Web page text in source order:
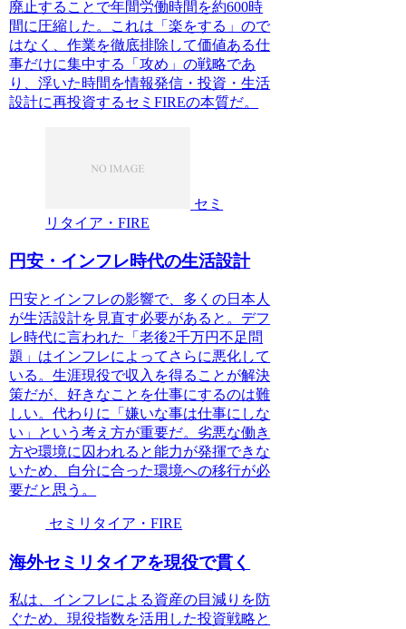
廃止することで年間労働時間を約600時
間に圧縮した。これは「楽をする」ので
はなく、作業を徹底排除して価値ある仕
事だけに集中する「攻め」の戦略であ
り、浮いた時間を情報発信・投資・生活
設計に再投資するセミFIREの本質だ。
セミ
リタイア・FIRE
円安・インフレ時代の生活設計
円安とインフレの影響で、多くの日本人
が生活設計を見直す必要があると。デフ
レ時代に言われた「老後2千万円不足問
題」はインフレによってさらに悪化して
いる。生涯現役で収入を得ることが解決
策だが、好きなことを仕事にするのは難
しい。代わりに「嫌いな事は仕事にしな
い」という考え方が重要だ。劣悪な働き
方や環境に囚われると能力が発揮できな
いため、自分に合った環境への移行が必
要だと思う。
セミリタイア・FIRE
海外セミリタイアを現役で貫く
私は、インフレによる資産の目減りを防
ぐため、現役指数を活用した投資戦略と